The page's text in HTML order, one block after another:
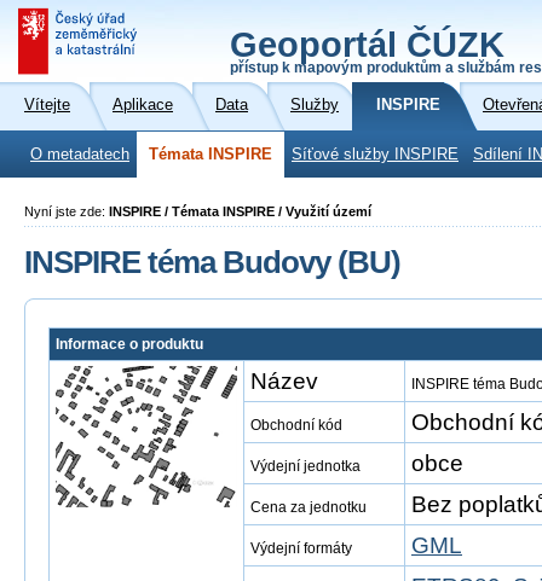
Geoportál ČÚZK
přístup k mapovým produktům a službám
Vítejte Aplikace Data Služby INSPIRE
O metadatech Témata INSPIRE Síťové služby INSPIRE Sdílení
Nyní jste zde: INSPIRE / Témata INSPIRE / Využití území
INSPIRE téma Budovy (BU)
Informace o produktu
Název INSPIRE téma
Obchodní kód Obchodní
Výdejní jednotka obce
Cena za jednotku Bez
Výdejní formáty GML